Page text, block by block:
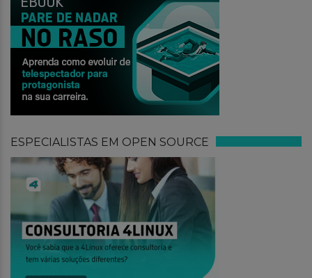
ESPECIALISTAS EM OPEN SOURCE